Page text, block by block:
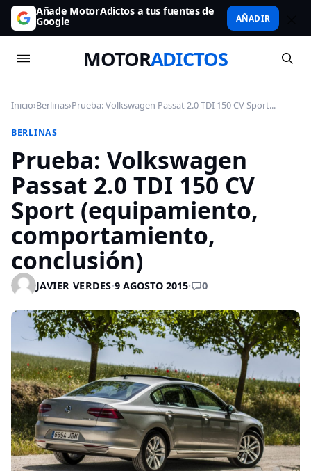
Añade MotorAdictos a tus fuentes de
Google AÑADIR
MOTORADICTOS
Inicio›Berlinas›Prueba: Volkswagen Passat 2.0 TDI 150 CV Sport...
BERLINAS
Prueba: Volkswagen
Passat 2.0 TDI 150 CV
Sport (equipamiento,
comportamiento,
conclusión)
JAVIER VERDES·9 AGOSTO 2015· 0